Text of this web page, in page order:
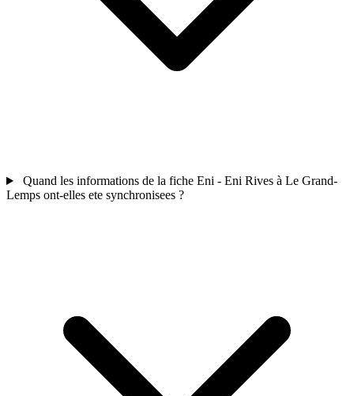
Quand les informations de la fiche Eni - Eni Rives à Le Grand-
Lemps ont-elles ete synchronisees ?